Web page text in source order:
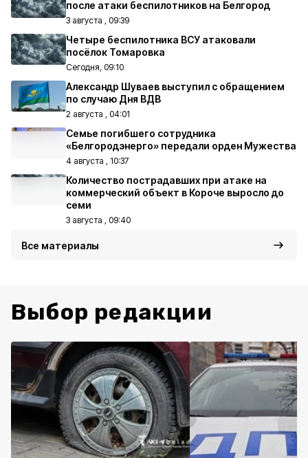
после атаки беспилотников на Белгород
3 августа , 09:39
Четыре беспилотника ВСУ атаковали
посёлок Томаровка
Сегодня, 09:10
Александр Шуваев выступил с обращением
по случаю Дня ВДВ
2 августа , 04:01
Семье погибшего сотрудника
«Белгородэнерго» передали орден Мужества
4 августа , 10:37
Количество пострадавших при атаке на
коммерческий объект в Короче выросло до
семи
3 августа , 09:40
Все материалы
Выбор редакции